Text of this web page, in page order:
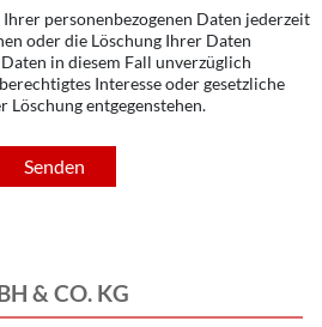
personenbezogenen Daten jederzeit
oder die Löschung Ihrer Daten
in diesem Fall unverzüglich
Interesse oder gesetzliche
entgegenstehen.
Senden
& CO. KG